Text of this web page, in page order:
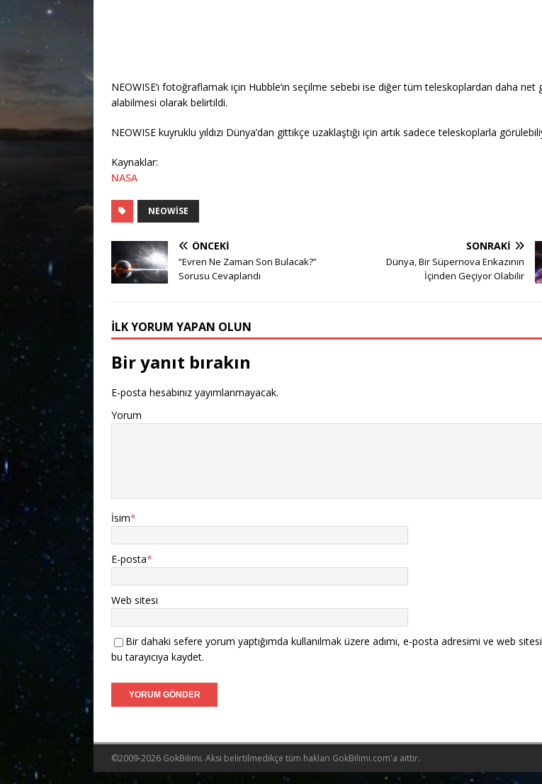
NEOWISE’ı fotoğraflamak için Hubble’ın seçilme sebebi ise diğer tüm teleskoplardan daha net
alabilmesi olarak belirtildi.
NEOWISE kuyruklu yıldızı Dünya’dan gittikçe uzaklaştığı için artık sadece teleskoplarla
Kaynaklar:
NASA
NEOWISE
ÖNCEKI
“Evren Ne Zaman Son Bulacak?”
Sorusu Cevaplandı
SONRAKI
Dünya, Bir Süpernova Enkazının
İçinden Geçiyor Olabilir
İLK YORUM YAPAN OLUN
Bir yanıt bırakın
E-posta hesabınız yayımlanmayacak.
Yorum
İsim*
E-posta*
Web sitesi
Bir dahaki sefere yorum yaptığımda kullanılmak üzere adımı, e-posta adresimi ve web
bu tarayıcıya kaydet.
©2009-2026 GokBilimi. Aksi belirtilmedikçe tüm hakları GokBilimi.com'a aittir.